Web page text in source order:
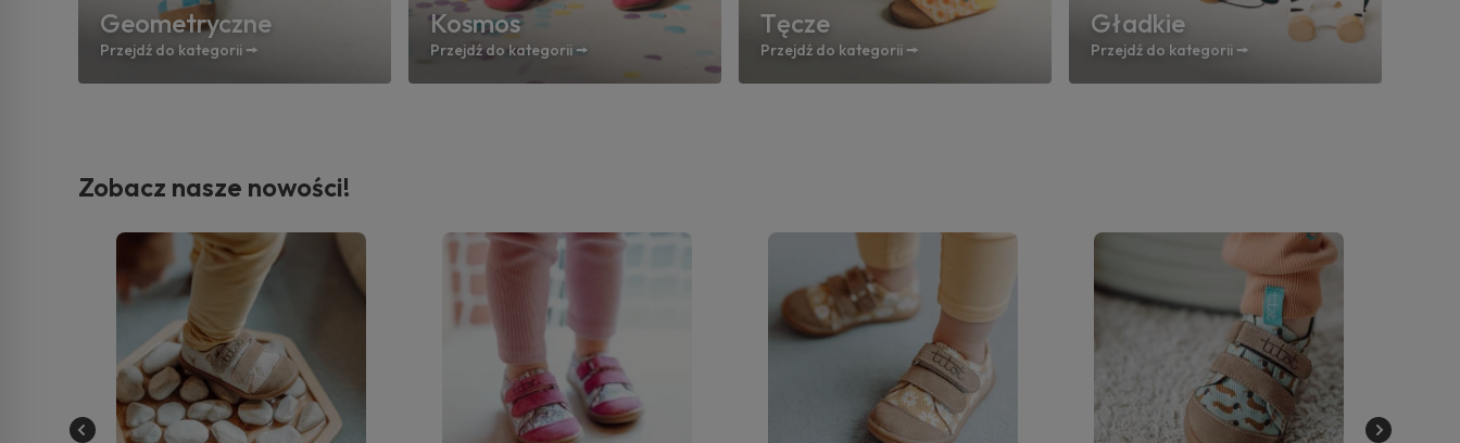
Geometryczne
Przejdź do kategorii 🠚
Kosmos
Przejdź do kategorii 🠚
Tęcze
Przejdź do kategorii 🠚
Gładkie
Przejdź do kategorii 🠚
Zobacz nasze nowości!